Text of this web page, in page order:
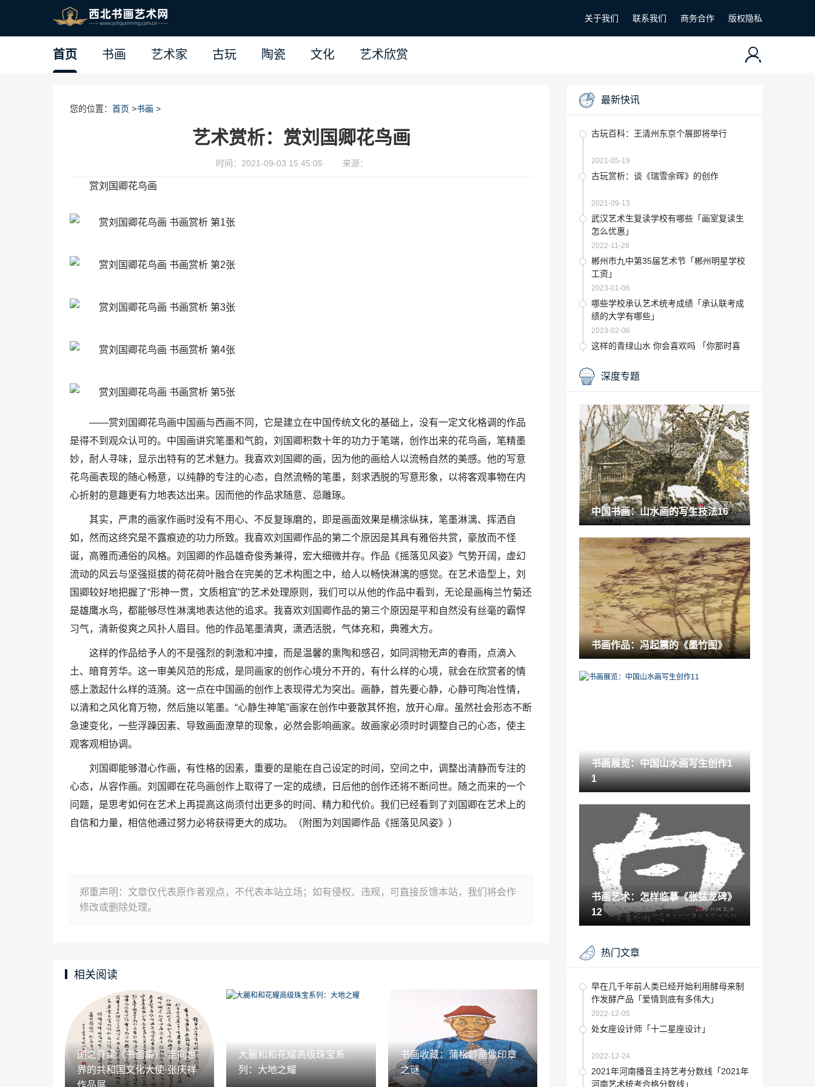
关于我们 联系我们 商务合作 版权隐私
首页 书画 艺术家 古玩 陶瓷 文化 艺术欣赏
您的位置： 首页 >书画 >
艺术赏析：赏刘国卿花鸟画
时间：2021-09-03 15:45:05 来源：
赏刘国卿花鸟画
——赏刘国卿花鸟画中国画与西画不同，它是建立在中国传统文化的基础上，没有一定文化格调的作品
是得不到观众认可的。中国画讲究笔墨和气韵，刘国卿积数十年的功力于笔端，创作出来的花鸟画，笔精墨
妙，耐人寻味，显示出特有的艺术魅力。我喜欢刘国卿的画，因为他的画给人以流畅自然的美感。他的写意
花鸟画表现的随心畅意，以纯静的专注的心态，自然流畅的笔墨，刻求洒脱的写意形象，以将客观事物在内
心折射的意趣更有力地表达出来。因而他的作品求随意、忌雕琢。
其实，严肃的画家作画时没有不用心、不反复琢磨的，即是画面效果是横涂纵抹，笔墨淋漓、挥洒自
如，然而这终究是不露痕迹的功力所致。我喜欢刘国卿作品的第二个原因是其具有雅俗共赏，豪放而不怪
诞，高雅而通俗的风格。刘国卿的作品雄奇俊秀兼得，宏大细微并存。作品《摇落见风姿》气势开阔，虚幻
流动的风云与坚强挺拔的荷花荷叶融合在完美的艺术构图之中，给人以畅快淋漓的感觉。在艺术造型上，刘
国卿较好地把握了“形神一贯，文质相宜”的艺术处理原则，我们可以从他的作品中看到，无论是画梅兰竹菊还
是雄鹰水鸟，都能够尽性淋漓地表达他的追求。我喜欢刘国卿作品的第三个原因是平和自然没有丝毫的霸悍
习气，清新俊爽之风扑人眉目。他的作品笔墨清爽，潇洒活脱，气体充和，典雅大方。
这样的作品给予人的不是强烈的刺激和冲撞，而是温馨的熏陶和感召，如同润物无声的春雨，点滴入
土、暗育芳华。这一审美风范的形成，是同画家的创作心境分不开的，有什么样的心境，就会在欣赏者的情
感上激起什么样的涟漪。这一点在中国画的创作上表现得尤为突出。画静，首先要心静，心静可陶冶性情，
以清和之风化育万物，然后施以笔墨。“心静生神笔”画家在创作中要散其怀抱，放开心扉。虽然社会形态不断
急速变化，一些浮躁因素、导致画面潦草的现象，必然会影响画家。故画家必须时时调整自己的心态，使主
观客观相协调。
刘国卿能够潜心作画，有性格的因素，重要的是能在自己设定的时间，空间之中，调整出清静而专注的
心态，从容作画。刘国卿在花鸟画创作上取得了一定的成绩，日后他的创作还将不断问世。随之而来的一个
问题，是思考如何在艺术上再提高这尚须付出更多的时间、精力和代价。我们已经看到了刘国卿在艺术上的
自信和力量，相信他通过努力必将获得更大的成功。（附图为刘国卿作品《摇落见风姿》）
郑重声明：文章仅代表原作者观点，不代表本站立场；如有侵权、违规，可直接反馈本站，我们将会作
修改或删除处理。
相关阅读
国之脊梁（书画篇）·走向世
界的共和国文化大使·张庆祥
作品展
大麗和和花耀高级珠宝系
列：大地之耀
书画收藏：蒲松龄画像印章
之谜
最新快讯
古玩百科：王清州东京个展即将举行
2021-05-19
古玩赏析：谈《瑞雪余晖》的创作
2021-09-13
武汉艺术生复读学校有哪些「画室复读生
怎么优惠」
2022-11-28
郴州市九中第35届艺术节「郴州明星学校
工资」
2023-01-06
哪些学校承认艺术统考成绩「承认联考成
绩的大学有哪些」
2023-02-06
这样的青绿山水 你会喜欢吗 「你那时喜
2022-12-21
2023-01-22
形容剪纸的很美的古诗「剪纸诗歌」
2022-11-22
对古希腊艺术的认识「古希腊人像画」
2022-12-31
元宇宙艺术「元宇宙新闻」
2022-12-02
书画展览：赏褚学东的工笔花鸟
2021-09-21
中国语言文学类指哪些专业「中国语言文
学专业」
2022-12-26
环保艺术漆有甲醛吗「艺术涂料环保性能
如何」
2021-06-10
书画赏析：原创精品工笔画“牡丹二十品”
暨《富贵双联》邮册出版众筹
艺术百科：走进金昌----中国国际书画艺术
研究会丝路画院、甘肃国画院全国名家作
2021-06-13
lyiew歌词音响「可以显示歌词的蓝牙音
箱」
2023-01-17
中国美术学院2020年艺术理论类专业录取
办法是什么「中国美术学院理论专业」
2022-12-14
荐好看的重生救赎文」
中国古典文学诗经「中国古代文学史第二
章诗经」
2022-12-29
“空间”君业750X1500mm 素色的温柔 舒适
2023-06-30
京剧大师李少春经典唱段「京剧大师李少
春经典唱段合集」
深度专题
中国书画：山水画的写生技法16
书画作品：冯起震的《墨竹图》
书画展览：中国山水画写生创作1
1
书画艺术：怎样临摹《张猛龙碑》
12
热门文章
早在几千年前人类已经开始利用酵母来制
作发酵产品「爱情到底有多伟大」
2022-12-05
处女座设计师「十二星座设计」
2022-12-24
2021年河南播音主持艺考分数线「2021年
河南艺术统考合格分数线」